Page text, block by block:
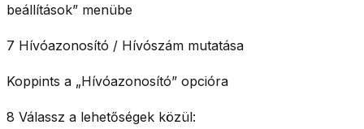
beállítások” menübe
7 Hívóazonosító / Hívószám mutatása
Koppints a „Hívóazonosító” opcióra
8 Válassz a lehetőségek közül: